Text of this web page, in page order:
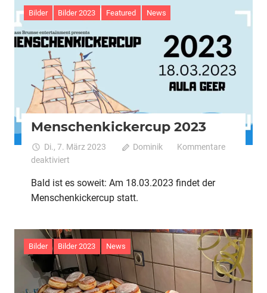
Bilder Bilder 2023 Featured News
Menschenkickercup 2023
Di., 7. März 2023 Dominik
Kommentare
deaktiviert
2023
Bald ist es soweit: Am 18.03.2023 findet der
Menschenkickercup statt.
Bilder Bilder 2023 News